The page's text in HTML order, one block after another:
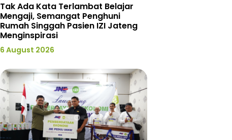
Tak Ada Kata Terlambat Belajar
Mengaji, Semangat Penghuni
Rumah Singgah Pasien IZI Jateng
Menginspirasi
6 August 2026